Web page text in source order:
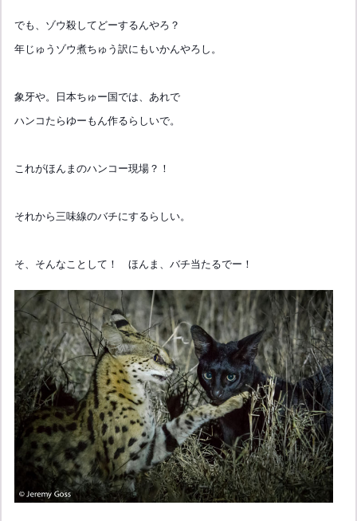
でも、ゾウ殺してどーするんやろ？
年じゅうゾウ煮ちゅう訳にもいかんやろし。
象牙や。日本ちゅー国では、あれで
ハンコたらゆーもん作るらしいで。
これがほんまのハンコー現場？！
それから三味線のバチにするらしい。
そ、そんなことして！ ほんま、バチ当たるでー！